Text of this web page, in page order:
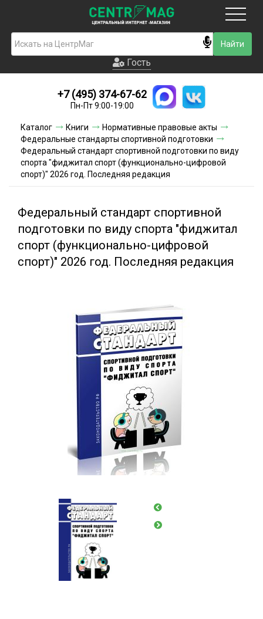
Гость
Новинки
Условия доставки
Условия оплаты
Контакты
Гость
+7 (495) 374-67-62
Пн-Пт 9:00-19:00
Каталог Книги
Нормативные правовые акты
Федеральные стандарты спортивной подготовки
Федеральный стандарт спортивной подготовки по виду
спорта "фиджитал спорт (функционально-цифровой
спорт)" 2026 год. Последняя редакция
Федеральный стандарт спортивной
подготовки по виду спорта "фиджитал
спорт (функционально-цифровой
спорт)" 2026 год. Последняя редакция